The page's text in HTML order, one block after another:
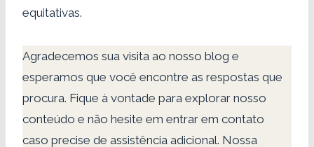
equitativas.
Agradecemos sua visita ao nosso blog e
esperamos que você encontre as respostas que
procura. Fique à vontade para explorar nosso
conteúdo e não hesite em entrar em contato
caso precise de assistência adicional. Nossa